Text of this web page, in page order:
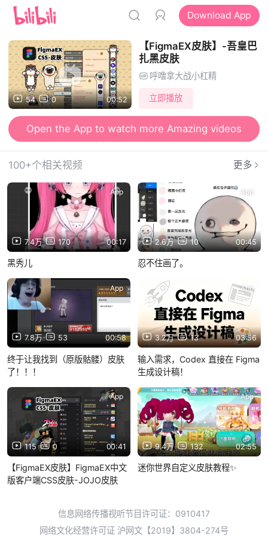
Download App
54 0 00:52
【FigmaEX皮肤】-吾皇巴
扎黑皮肤
呼噜拿大战小杠精
立即播放
Open the App to watch more Amazing videos
100+个相关视频 更多
7.4万 170 00:17
App
黑秀儿
2.6万 10 00:45
App
忍不住画了。
7.8万 53 00:58
App
终于让我找到（原版骷髅）皮肤
了！！！
3.2万 13 03:56
App
输入需求，Codex 直接在 Figma
生成设计稿！
115 0 00:41
App
【FigmaEX皮肤】FigmaEX中文
版客户端CSS皮肤-JOJO皮肤
9.4万 132 02:55
App
迷你世界自定义皮肤教程✨
信息网络传播视听节目许可证：0910417
网络文化经营许可证 沪网文【2019】3804-274号